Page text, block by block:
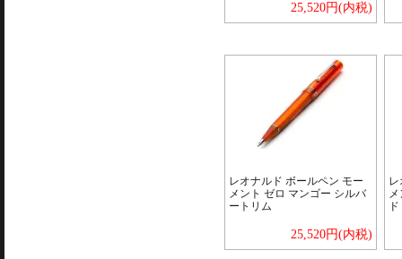
25,520円(内税)
レオナルド ボールペン モー
メント ゼロ マンゴー シルバ
ートリム
25,520円(内税)
レ